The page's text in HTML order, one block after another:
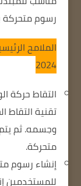
رسوم
2024
التقاط حركة
تقنية التقاط
وجسمه.ثم
متحركة.
إنشاء رسوم
للمستخدمين